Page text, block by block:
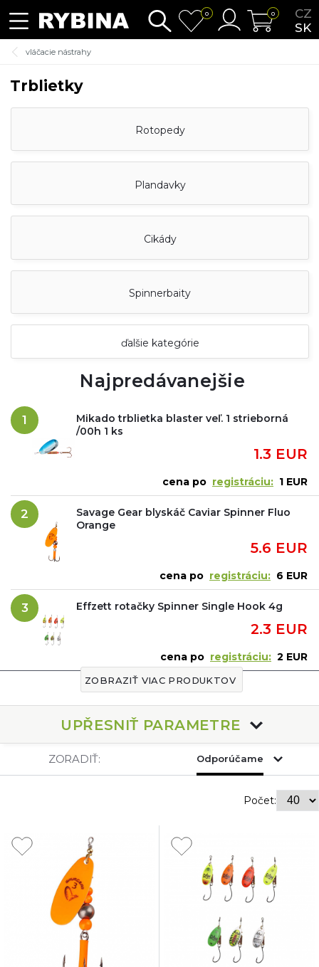
CZ
SK
0 0
vláčacie nástrahy
Trblietky
Rotopedy
Plandavky
Cikády
Spinnerbaity
ďalšie kategórie
Najpredávanejšie
1
Mikado trblietka blaster veľ. 1 strieborná
/00h 1 ks
1.3 EUR
cena po registráciu: 1 EUR
2
Savage Gear blyskáč Caviar Spinner Fluo
Orange
5.6 EUR
cena po registráciu: 6 EUR
3 Effzett rotačky Spinner Single Hook 4g
2.3 EUR
cena po registráciu: 2 EUR
ZOBRAZIŤ VIAC PRODUKTOV
UPŘESNIŤ PARAMETRE
ZORADIŤ: Odporúčame
Počet: